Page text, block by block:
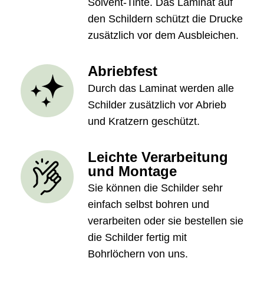
Solvent-Tinte. Das Laminat auf
den Schildern schützt die Drucke
zusätzlich vor dem Ausbleichen.
Abriebfest
Durch das Laminat werden alle
Schilder zusätzlich vor Abrieb
und Kratzern geschützt.
Leichte Verarbeitung
und Montage
Sie können die Schilder sehr
einfach selbst bohren und
verarbeiten oder sie bestellen sie
die Schilder fertig mit
Bohrlöchern von uns.